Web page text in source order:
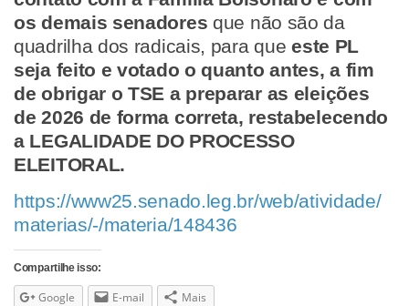
os demais senadores que não são da
quadrilha dos radicais, para que este PL
seja feito e votado o quanto antes, a fim
de obrigar o TSE a preparar as eleições
de 2026 de forma correta, restabelecendo
a LEGALIDADE DO PROCESSO
ELEITORAL.
https://www25.senado.leg.br/web/atividade/
materias/-/materia/148436
Compartilhe isso:
Google E-mail Mais